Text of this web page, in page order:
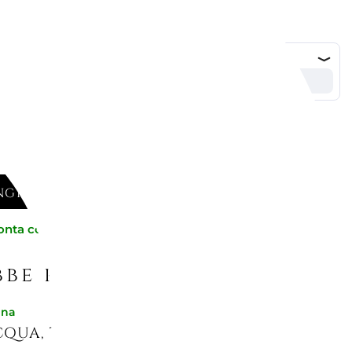
AL CARRELLO
consegna
piacerti
TAC